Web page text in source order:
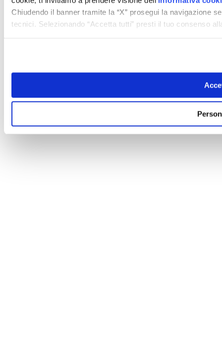
Chiudendo il banner tramite la “X” prosegui la navigazione
tecnici. Selezionando “Accetta tutti” presti il tuo consenso